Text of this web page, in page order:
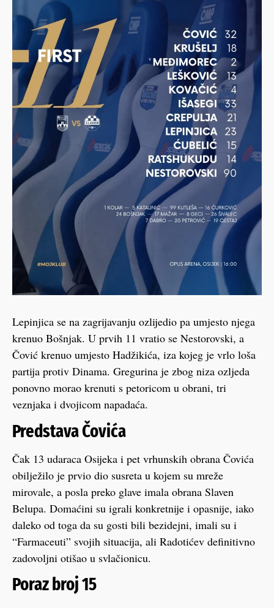
Lepinjica se na zagrijavanju ozlijedio pa umjesto njega
krenuo Bošnjak. U prvih 11 vratio se Nestorovski, a
Čović krenuo umjesto Hadžikića, iza kojeg je vrlo loša
partija protiv Dinama. Gregurina je zbog niza ozljeda
ponovno morao krenuti s petoricom u obrani, tri
veznjaka i dvojicom napadaća.
Predstava Čovića
Čak 13 udaraca Osijeka i pet vrhunskih obrana Čovića
obilježilo je prvio dio susreta u kojem su mreže
mirovale, a posla preko glave imala obrana Slaven
Belupa. Domaćini su igrali konkretnije i opasnije, iako
daleko od toga da su gosti bili bezidejni, imali su i
“Farmaceuti” svojih situacija, ali Radotićev definitivno
zadovoljni otišao u svlačionicu.
Poraz broj 15